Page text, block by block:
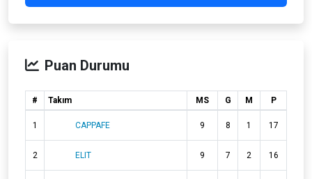
Puan Durumu
# Takım MS G M P
1 CAPPAFE 9 8 1 17
2 ELIT 9 7 2 16